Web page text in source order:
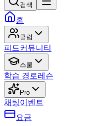
검색
홈
클럽
피드커뮤니티
스쿨
학습 경로레슨
Pro
채팅이벤트
요금